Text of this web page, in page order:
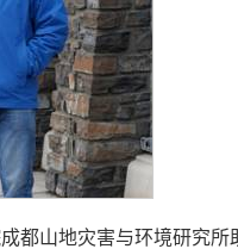
都山地灾害与环境研究